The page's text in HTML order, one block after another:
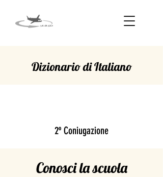
Dizionario di Italiano
2º Coniugazione
Conosci la scuola